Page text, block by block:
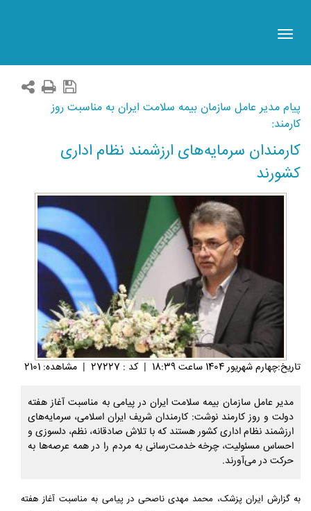
Toggle
پیام مدیر عامل سازمان بیمه سلامت ایران به مناسبت روز
کارمند:
کارمندان سرمایه‌های ارزشمند نظام اداری
کشورند
تاريخ:چهارم شهريور 1404 ساعت 18:39 | کد : 27227 | مشاهده: 2101
مدیر عامل سازمان بیمه سلامت ایران در پیامی به مناسبت آغاز هفته
دولت و روز کارمند نوشت: کارمندان شریف ایران اسلامی، سرمایه‌های
ارزشمند نظام اداری کشور هستند که با تلاش صادقانه، نظم، دلسوزی و
احساس مسئولیت، چرخه خدمت‌رسانی به مردم را در همه عرصه‌ها به
حرکت در می‌آورند.
به گزارش ایران پزشک، محمد مهدی ناصحی در پیامی به مناسبت آغاز هفته